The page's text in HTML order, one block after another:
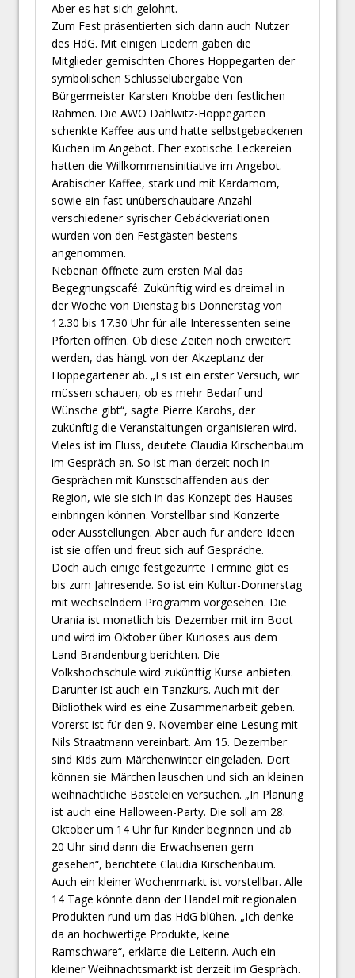
Aber es hat sich gelohnt.
Zum Fest präsentierten sich dann auch Nutzer
des HdG. Mit einigen Liedern gaben die
Mitglieder gemischten Chores Hoppegarten der
symbolischen Schlüsselübergabe Von
Bürgermeister Karsten Knobbe den festlichen
Rahmen. Die AWO Dahlwitz-Hoppegarten
schenkte Kaffee aus und hatte selbstgebackenen
Kuchen im Angebot. Eher exotische Leckereien
hatten die Willkommensinitiative im Angebot.
Arabischer Kaffee, stark und mit Kardamom,
sowie ein fast unüberschaubare Anzahl
verschiedener syrischer Gebäckvariationen
wurden von den Festgästen bestens
angenommen.
Nebenan öffnete zum ersten Mal das
Begegnungscafé. Zukünftig wird es dreimal in
der Woche von Dienstag bis Donnerstag von
12.30 bis 17.30 Uhr für alle Interessenten seine
Pforten öffnen. Ob diese Zeiten noch erweitert
werden, das hängt von der Akzeptanz der
Hoppegartener ab. „Es ist ein erster Versuch, wir
müssen schauen, ob es mehr Bedarf und
Wünsche gibt“, sagte Pierre Karohs, der
zukünftig die Veranstaltungen organisieren wird.
Vieles ist im Fluss, deutete Claudia Kirschenbaum
im Gespräch an. So ist man derzeit noch in
Gesprächen mit Kunstschaffenden aus der
Region, wie sie sich in das Konzept des Hauses
einbringen können. Vorstellbar sind Konzerte
oder Ausstellungen. Aber auch für andere Ideen
ist sie offen und freut sich auf Gespräche.
Doch auch einige festgezurrte Termine gibt es
bis zum Jahresende. So ist ein Kultur-Donnerstag
mit wechselndem Programm vorgesehen. Die
Urania ist monatlich bis Dezember mit im Boot
und wird im Oktober über Kurioses aus dem
Land Brandenburg berichten. Die
Volkshochschule wird zukünftig Kurse anbieten.
Darunter ist auch ein Tanzkurs. Auch mit der
Bibliothek wird es eine Zusammenarbeit geben.
Vorerst ist für den 9. November eine Lesung mit
Nils Straatmann vereinbart. Am 15. Dezember
sind Kids zum Märchenwinter eingeladen. Dort
können sie Märchen lauschen und sich an kleinen
weihnachtliche Basteleien versuchen. „In Planung
ist auch eine Halloween-Party. Die soll am 28.
Oktober um 14 Uhr für Kinder beginnen und ab
20 Uhr sind dann die Erwachsenen gern
gesehen“, berichtete Claudia Kirschenbaum.
Auch ein kleiner Wochenmarkt ist vorstellbar. Alle
14 Tage könnte dann der Handel mit regionalen
Produkten rund um das HdG blühen. „Ich denke
da an hochwertige Produkte, keine
Ramschware“, erklärte die Leiterin. Auch ein
kleiner Weihnachtsmarkt ist derzeit im Gespräch.